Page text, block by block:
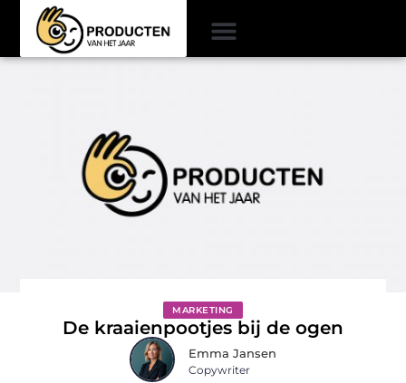
MARKETING
De kraaienpootjes bij de ogen
Emma Jansen
Copywriter